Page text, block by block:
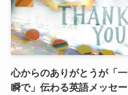
心からのありがとうが「一
瞬で」伝わる英語メッセー